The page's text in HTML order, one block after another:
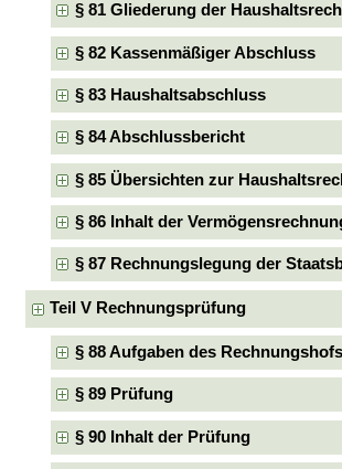
§ 81 Gliederung der
§ 82 Kassenmäßiger Abschluss
§ 83 Haushaltsabschluss
§ 84 Abschlussbericht
§ 85 Übersichten zur
§ 86 Inhalt der
§ 87 Rechnungslegung der
Teil V Rechnungsprüfung
§ 88 Aufgaben des Rechnungshofs
§ 89 Prüfung
§ 90 Inhalt der Prüfung